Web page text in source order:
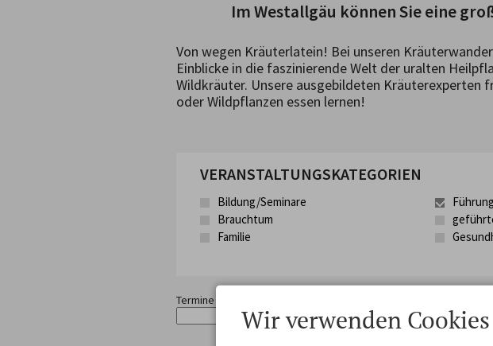
Im Westallgäu können Sie eine
Von wegen Kräuterlatein! Bei unseren
Einblicke in die faszinierende Welt der uralten
Wildkräuter. Unsere ausgebildeten Kräuterexperten
oder Wildpflanzen essen lernen!
VERANSTALTUNGSKATEGORIEN
Bildung/Seminare
Brauchtum
Familie
Termine ab
Wir verwenden